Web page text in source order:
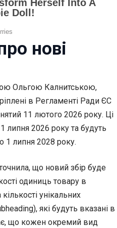
нові
Ольгою Калнитською,
в Регламенті Ради ЄС
11 лютого 2026 року. Ці
липня 2026 року та будуть
1 липня 2028 року.
що новий збір буде
одиниць товару в
унікальних
які будуть вказані в
що кожен окремий вид